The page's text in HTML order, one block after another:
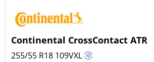
Continental CrossContact ATR
255/55 R18 109VXL